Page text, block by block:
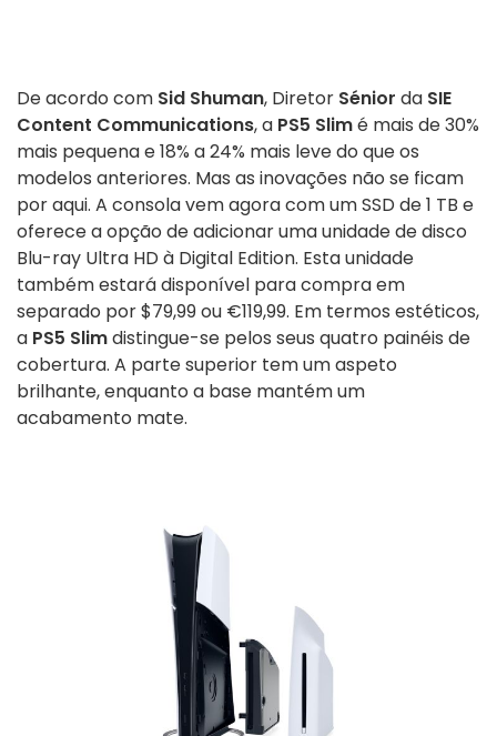
De acordo com Sid Shuman, Diretor Sénior da SIE
Content Communications, a PS5 Slimé mais de 30%
mais pequena e 18% a 24% mais leve do que os
modelos anteriores. Mas as inovações não se ficam
por aqui. A consola vem agora com um SSD de 1 TB e
oferece a opção de adicionar uma unidade de disco
Blu-ray Ultra HD à Digital Edition. Esta unidade
também estará disponível para compra em
separado por $79,99 ou €119,99. Em termos estéticos,
a PS5 Slimdistingue-se pelos seus quatro painéis de
cobertura. A parte superior tem um aspeto
brilhante, enquanto a base mantém um
acabamento mate.